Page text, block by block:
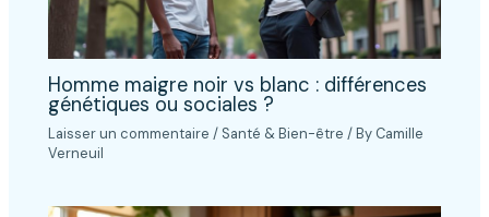
Homme maigre noir vs blanc : différences
génétiques ou sociales ?
Laisser un commentaire / Santé & Bien-être / By Camille
Verneuil